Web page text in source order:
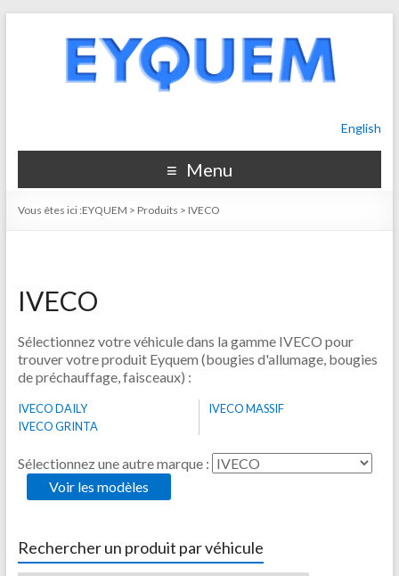
English
Menu
Vous êtes ici :EYQUEM > Produits > IVECO
IVECO
Sélectionnez votre véhicule dans la gamme IVECO pour
trouver votre produit Eyquem (bougies d'allumage, bougies
de préchauffage, faisceaux) :
IVECO DAILY
IVECO GRINTA
IVECO MASSIF
Sélectionnez une autre marque :
Rechercher un produit par véhicule